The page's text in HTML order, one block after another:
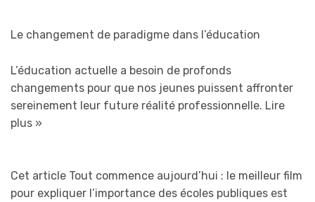
Le changement de paradigme dans l’éducation
L’éducation actuelle a besoin de profonds
changements pour que nos jeunes puissent affronter
sereinement leur future réalité professionnelle. Lire
plus »
Cet article Tout commence aujourd’hui : le meilleur film
pour expliquer l’importance des écoles publiques est